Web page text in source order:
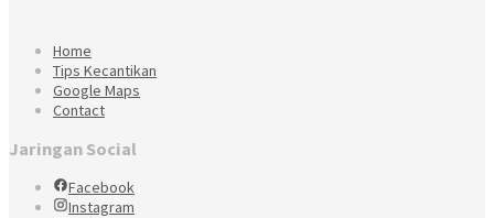
Home
Tips Kecantikan
Google Maps
Contact
Jaringan Social
Facebook
Instagram